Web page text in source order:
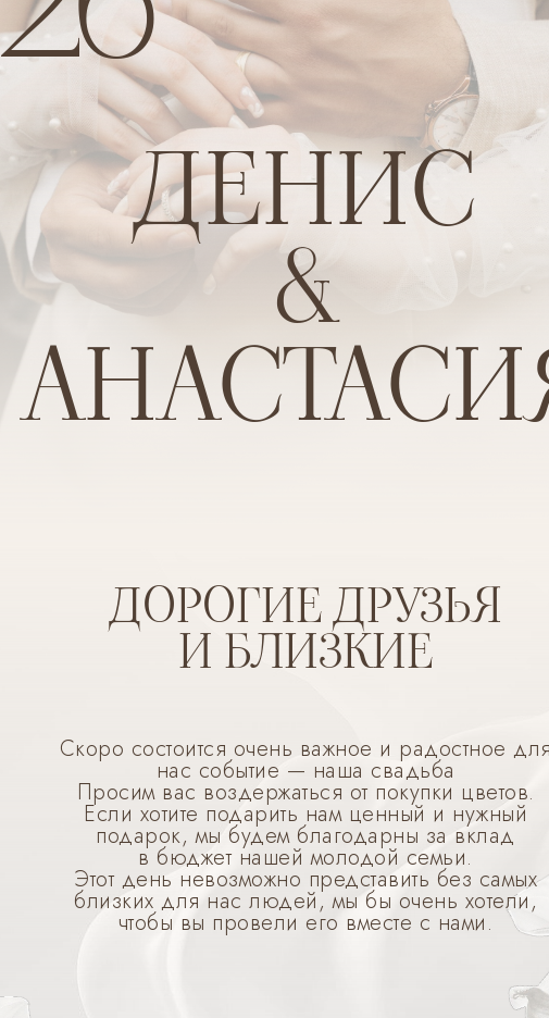
ДЕНИС
&
ДОРОГИЕ ДРУЗЬЯ
И БЛИЗКИЕ
Скоро состоится очень важное и радостное
нас событие — наша свадьба
Просим вас воздержаться от покупки цветов.
Если хотите подарить нам ценный и нужный
подарок, мы будем благодарны за вклад
в бюджет нашей молодой семьи.
Этот день невозможно представить без самых
близких для нас людей, мы бы очень хотели,
чтобы вы провели его вместе с нами.